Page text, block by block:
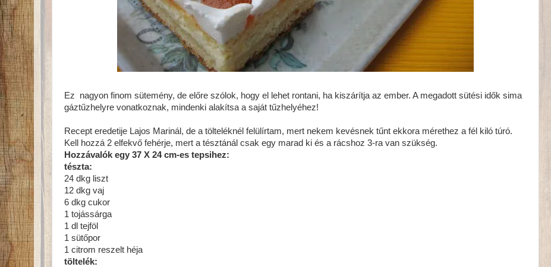
Ez nagyon finom sütemény, de előre szólok, hogy el lehet rontani, ha kiszárítja az ember. A megadott sütési idők sima
gáztűzhelyre vonatkoznak, mindenki alakítsa a saját tűzhelyéhez!
Recept eredetije Lajos Marinál, de a tölteléknél felülírtam, mert nekem kevésnek tűnt ekkora mérethez a fél kiló túró.
Kell hozzá 2 elfekvő fehérje, mert a tésztánál csak egy marad ki és a rácshoz 3-ra van szükség.
Hozzávalók egy 37 X 24 cm-es tepsihez:
tészta:
24 dkg liszt
12 dkg vaj
6 dkg cukor
1 tojássárga
1 dl tejföl
1 sütőpor
1 citrom reszelt héja
töltelék: